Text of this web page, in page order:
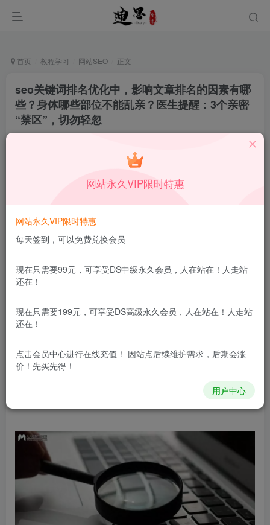
首页 教程学习 网站SEO 正文
seo关键词排名优化中，影响文章排名的因素有哪
些？身体哪些部位不能乱亲？医生提醒：3个亲密
“禁区”，切勿轻忽
私信
本站所有内容来自互联网收集，仅供学习和交流，请勿用于商业
要想在高权重网站上文章排名比较好得需要做
SAO的优化，但究竟要如何做呢？让我们一起看看
下面的这一篇文章，这篇文章主要分享关于影响文
章排名的因素有哪些的相关内容，大家一起看看
网站永久VIP限时特惠
网站永久VIP限时特惠
每天签到，可以免费兑换会员
现在只需要99元，可享受DS中级永久会员，人在站在！人走站
还在！
现在只需要199元，可享受DS高级永久会员，人在站在！人走站
还在！
点击会员中心进行在线充值！ 因站点后续维护需求，后期会涨
价！先买先得！
用户中心